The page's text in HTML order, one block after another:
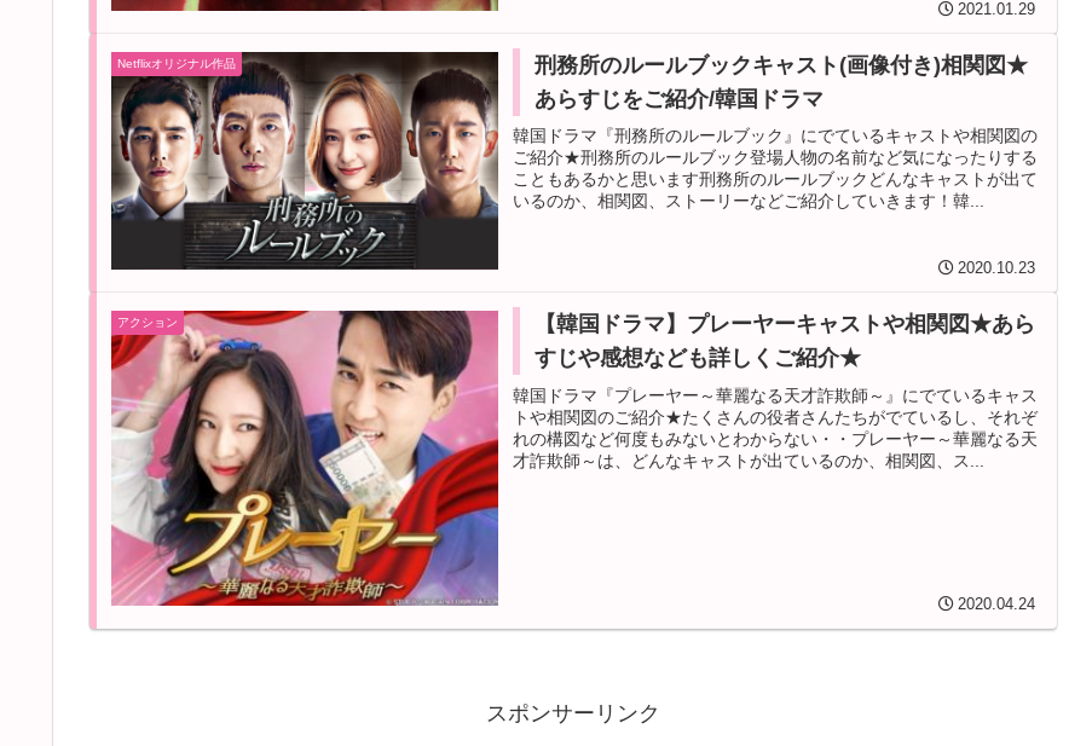
2021.01.29
Netflixオリジナル作品
刑務所のルールブックキャスト(画像付き)相関図★
あらすじをご紹介/韓国ドラマ
韓国ドラマ『刑務所のルールブック』にでているキャストや相関図の
ご紹介★刑務所のルールブック登場人物の名前など気になったりする
こともあるかと思います刑務所のルールブックどんなキャストが出て
いるのか、相関図、ストーリーなどご紹介していきます！韓...
2020.10.23
アクション
【韓国ドラマ】プレーヤーキャストや相関図★あら
すじや感想なども詳しくご紹介★
韓国ドラマ『プレーヤー～華麗なる天才詐欺師～』にでているキャス
トや相関図のご紹介★たくさんの役者さんたちがでているし、それぞ
れの構図など何度もみないとわからない・・プレーヤー～華麗なる天
才詐欺師～は、どんなキャストが出ているのか、相関図、ス...
2020.04.24
スポンサーリンク